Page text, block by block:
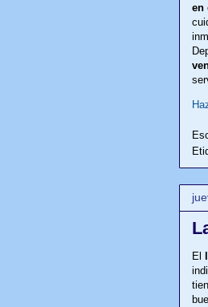
en
El